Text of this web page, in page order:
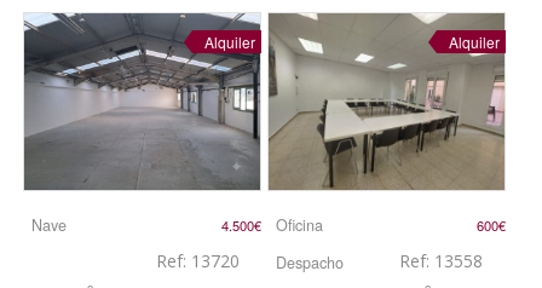
Alquiler
Nave 4.500€
Ref: 13720
Alquiler
Oficina
Despacho
600€
Ref: 13558